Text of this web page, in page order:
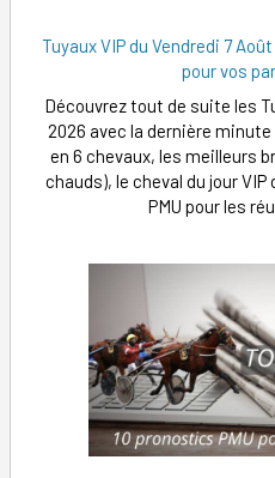
Tuyaux VIP du Vendredi 7
pour vos
Découvrez tout de suite les
2026 avec la dernière
en 6 chevaux, les meilleurs
chauds), le cheval du jour
PMU pour les